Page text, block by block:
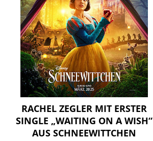
RACHEL ZEGLER MIT ERSTER
SINGLE „WAITING ON A WISH“
AUS SCHNEEWITTCHEN